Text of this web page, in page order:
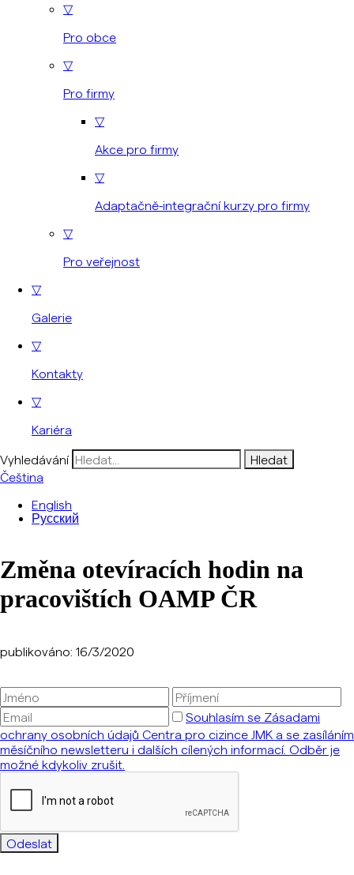
▽
Pro obce
▽
Pro firmy
▽
Akce pro firmy
▽
Adaptačně-integrační kurzy pro firmy
▽
Pro veřejnost
▽
Galerie
▽
Kontakty
▽
Kariéra
Vyhledávání
Čeština
English
Русский
Změna otevíracích hodin na
pracovištích OAMP ČR
publikováno: 16/3/2020
Souhlasím se Zásadami
ochrany osobních údajů Centra pro cizince JMK a se zasíláním
měsíčního newsletteru i dalších cílených informací. Odběr je
možné kdykoliv zrušit.
Odeslat